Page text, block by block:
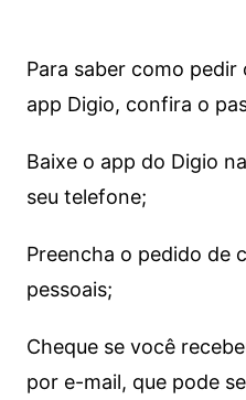
Para saber como
app Digio, confira o
Baixe o app do Digio
seu telefone;
Preencha o pedido de
pessoais;
Cheque se você
por e-mail, que pode